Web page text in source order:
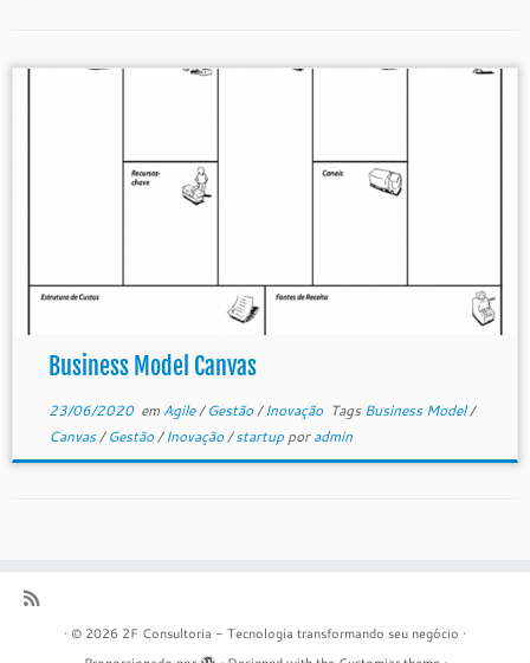
Business Model Canvas
23/06/2020em Agile/Gestão/Inovação Tags Business Model/
Canvas/Gestão/Inovação/startup poradmin
· © 2026 2F Consultoria - Tecnologia transformando seu negócio ·